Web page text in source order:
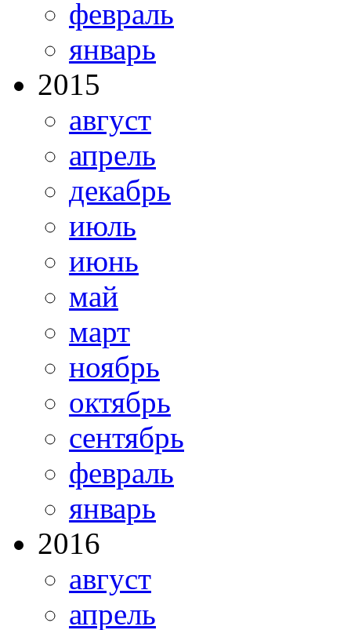
февраль
январь
2015
август
апрель
декабрь
июль
июнь
май
март
ноябрь
октябрь
сентябрь
февраль
январь
2016
август
апрель